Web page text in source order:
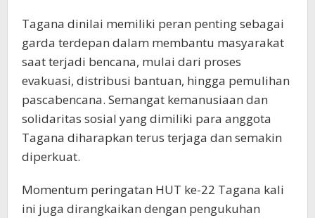
Tagana dinilai memiliki peran penting sebagai
garda terdepan dalam membantu masyarakat
saat terjadi bencana, mulai dari proses
evakuasi, distribusi bantuan, hingga pemulihan
pascabencana. Semangat kemanusiaan dan
solidaritas sosial yang dimiliki para anggota
Tagana diharapkan terus terjaga dan semakin
diperkuat.
Momentum peringatan HUT ke-22 Tagana kali
ini juga dirangkaikan dengan pengukuhan